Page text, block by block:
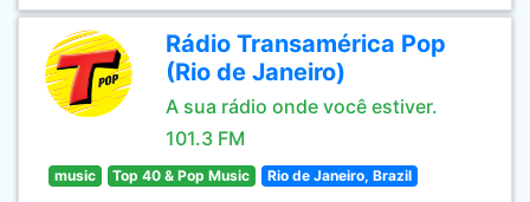
Rádio Transamérica Pop
(Rio de Janeiro)
A sua rádio onde você estiver.
101.3 FM
music Top 40 & Pop Music Rio de Janeiro, Brazil